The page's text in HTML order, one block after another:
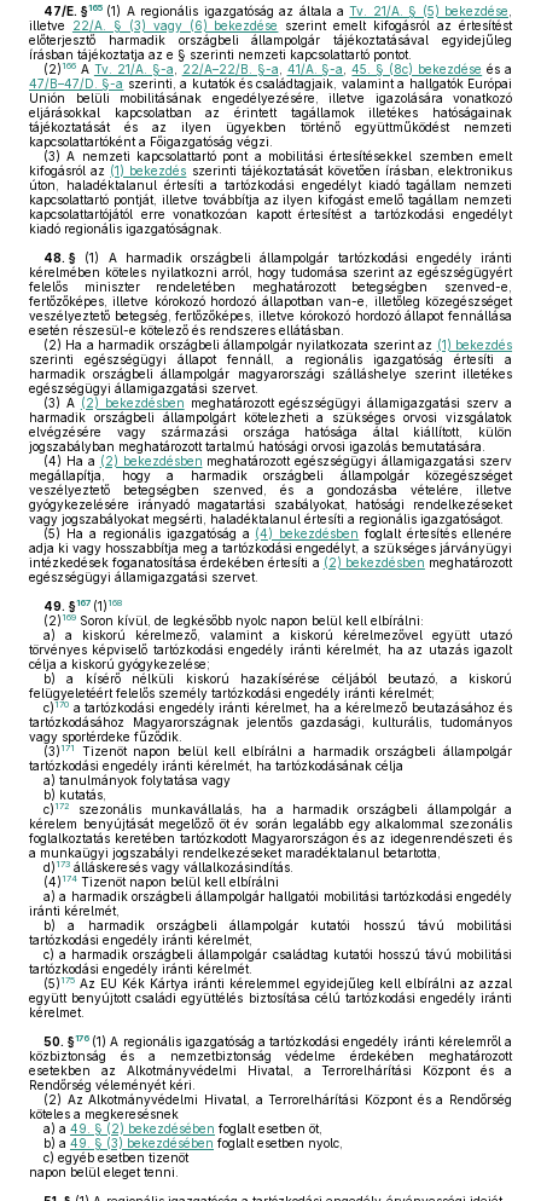
47/E. §165 (1) A regionális igazgatóság az általa aTv. 21/A. § (5) bekezdése
illetve 22/A. § (3) vagy (6) bekezdése
szerint emelt kifogásról az értesítést
előterjesztő harmadik országbeli állampolgár tájékoztatásával egyidejűleg
írásban tájékoztatja az e § szerinti nemzeti kapcsolattartó pontot.
(2) 166 A Tv. 21/A. §-a 22/A–22/B. §-a 41/A. §-a ,45. § (8c) bekezdése és a
47/B–47/D. §-a szerinti, a kutatók és családtagjaik, valamint a hallgatók Európai
Unión belüli mobilitásának engedélyezésére, illetve igazolására vonatkozó
eljárásokkal kapcsolatban az érintett tagállamok illetékes hatóságainak
tájékoztatását és az ilyen ügyekben történő együttműködést nemzeti
kapcsolattartóként a Főigazgatóság végzi.
(3) A nemzeti kapcsolattartó pont a mobilitási értesítésekkel szemben emelt
kifogásról az (1) bekezdés szerinti tájékoztatását követően írásban, elektronikus
úton, haladéktalanul értesíti a tartózkodási engedélyt kiadó tagállam nemzeti
kapcsolattartó pontját, illetve továbbítja az ilyen kifogást emelő tagállam nemzeti
kapcsolattartójától erre vonatkozóan kapott értesítést a tartózkodási engedélyt
kiadó regionális igazgatóságnak.
48. § (1)
A harmadik országbeli állampolgár tartózkodási engedély iránti
kérelmében köteles nyilatkozni arról, hogy tudomása szerint az egészségügyért
felelős miniszter rendeletében meghatározott betegségben szenved-e,
fertőzőképes, illetve kórokozó hordozó állapotban van-e, illetőleg közegészséget
veszélyeztető betegség, fertőzőképes, illetve kórokozó hordozó állapot fennállása
esetén részesül-e kötelező és rendszeres ellátásban.
(2) Ha a harmadik országbeli állampolgár nyilatkozata szerint az (1) bekezdés
szerinti egészségügyi állapot fennáll, a regionális igazgatóság értesíti a
harmadik országbeli állampolgár magyarországi szálláshelye szerint illetékes
egészségügyi államigazgatási szervet.
(3) A (2) bekezdésben meghatározott egészségügyi államigazgatási szerv a
harmadik országbeli állampolgárt kötelezheti a szükséges orvosi vizsgálatok
elvégzésére vagy származási országa hatósága által kiállított, külön
jogszabályban meghatározott tartalmú hatósági orvosi igazolás bemutatására.
(4) Ha a (2) bekezdésben meghatározott egészségügyi államigazgatási szerv
megállapítja, hogy a harmadik országbeli állampolgár közegészséget
veszélyeztető betegségben szenved, és a gondozásba vételére, illetve
gyógykezelésére irányadó magatartási szabályokat, hatósági rendelkezéseket
vagy jogszabályokat megsérti, haladéktalanul értesíti a regionális igazgatóságot.
(5) Ha a regionális igazgatóság a (4) bekezdésben foglalt értesítés ellenére
adja ki vagy hosszabbítja meg a tartózkodási engedélyt, a szükséges járványügyi
intézkedések foganatosítása érdekében értesíti a (2) bekezdésben meghatározott
egészségügyi államigazgatási szervet.
49. §167 (1) 168
(2) 169 Soron kívül, de legkésőbb nyolc napon belül kell elbírálni:
a) a kiskorú kérelmező, valamint a kiskorú kérelmezővel együtt utazó
törvényes képviselő tartózkodási engedély iránti kérelmét, ha az utazás igazolt
célja a kiskorú gyógykezelése;
b) a kísérő nélküli kiskorú hazakísérése céljából beutazó, a kiskorú
felügyeletéért felelős személy tartózkodási engedély iránti kérelmét;
c) 170 a tartózkodási engedély iránti kérelmet, ha a kérelmező beutazásához és
tartózkodásához Magyarországnak jelentős gazdasági, kulturális, tudományos
vagy sportérdeke fűződik.
(3) 171
Tizenöt napon belül kell elbírálni a harmadik országbeli állampolgár
tartózkodási engedély iránti kérelmét, ha tartózkodásának célja
a) tanulmányok folytatása vagy
b) kutatás,
c) 172
szezonális munkavállalás, ha a harmadik országbeli állampolgár a
kérelem benyújtását megelőző öt év során legalább egy alkalommal szezonális
foglalkoztatás keretében tartózkodott Magyarországon és az idegenrendészeti és
a munkaügyi jogszabályi rendelkezéseket maradéktalanul betartotta,
d) 173 álláskeresés vagy vállalkozásindítás.
(4) 174 Tizenöt napon belül kell elbírálni
a) a harmadik országbeli állampolgár hallgatói mobilitási tartózkodási engedély
iránti kérelmét,
b) a harmadik országbeli állampolgár kutatói hosszú távú mobilitási
tartózkodási engedély iránti kérelmét,
c) a harmadik országbeli állampolgár családtag kutatói hosszú távú mobilitási
tartózkodási engedély iránti kérelmét.
(5) 175 Az EU Kék Kártya iránti kérelemmel egyidejűleg kell elbírálni az azzal
együtt benyújtott családi együttélés biztosítása célú tartózkodási engedély iránti
kérelmet.
50. §176 (1) A regionális igazgatóság a tartózkodási engedély iránti kérelemről a
közbiztonság és a nemzetbiztonság védelme érdekében meghatározott
esetekben az Alkotmányvédelmi Hivatal, a Terrorelhárítási Központ és a
Rendőrség véleményét kéri.
(2) Az Alkotmányvédelmi Hivatal, a Terrorelhárítási Központ és a Rendőrség
köteles a megkeresésnek
a) a 49. § (2) bekezdésében foglalt esetben öt,
b) a 49. § (3) bekezdésében foglalt esetben nyolc,
c) egyéb esetben tizenöt
napon belül eleget tenni.